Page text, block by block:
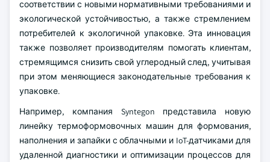
соответствии с новыми нормативными требованиями и
экологической устойчивостью, а также стремлением
потребителей к экологичной упаковке. Эта инновация
также позволяет производителям помогать клиентам,
стремящимся снизить свой углеродный след, учитывая
при этом меняющиеся законодательные требования к
упаковке.
Например, компания Syntegon представила новую
линейку термоформовочных машин для формования,
наполнения и запайки с облачными и IoT-датчиками для
удаленной диагностики и оптимизации процессов для